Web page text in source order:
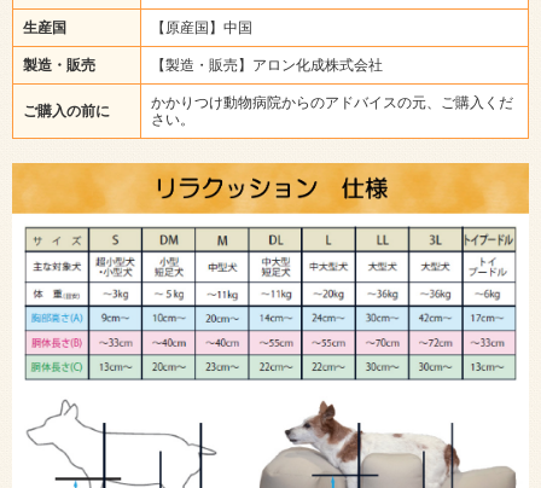
生産国 【原産国】中国
製造・販売 【製造・販売】アロン化成株式会社
ご購入の前に
かかりつけ動物病院からのアドバイスの元、ご購入くだ
さい。